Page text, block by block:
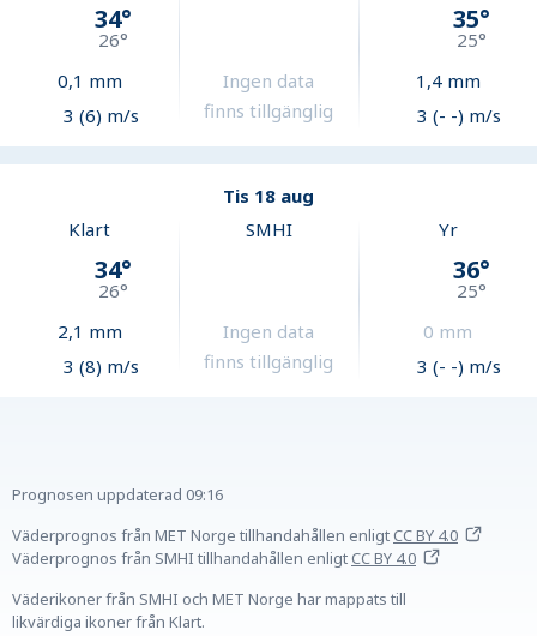
34°
26°
0,1 mm
3 (6) m/s
Ingen data
finns tillgänglig
35°
25°
1,4mm
3 (- -) m/s
Tis 18 aug
Klart
34°
26°
2,1 mm
3 (8) m/s
SMHI
Ingen data
finns tillgänglig
Yr
36°
25°
0 mm
3 (- -) m/s
Prognosen uppdaterad 09:16
Väderprognos från MET Norge tillhandahållen enligtCC BY 4.0
Väderprognos från SMHI tillhandahållen enligtCC BY 4.0
Väderikoner från SMHI och MET Norge har mappats till
likvärdiga ikoner från Klart.